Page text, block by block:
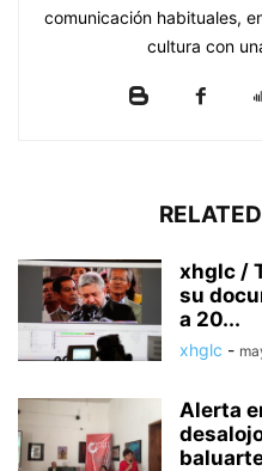
comunicación habituales,
cultura con
xhglc /
su
a 20...
xhglc -
Alerta